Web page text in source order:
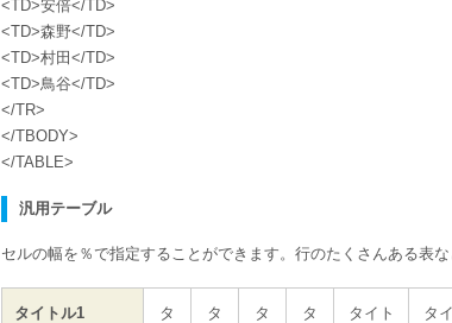
<TD>安倍</TD>
<TD>森野</TD>
<TD>村田</TD>
<TD>鳥谷</TD>
</TR>
</TBODY>
</TABLE>
汎用テーブル
セルの幅を％で指定することができます。行のたくさんある表な
タイトル1
タ
タ
タ
タ
タイト
タ